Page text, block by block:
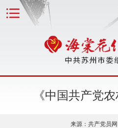
《中国共产党
来源：共产党员